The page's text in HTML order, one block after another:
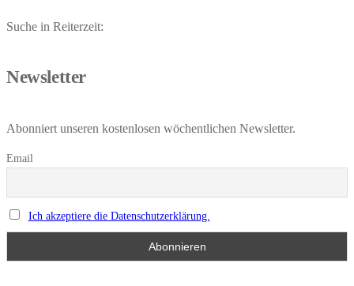
Suche in Reiterzeit:
Newsletter
Abonniert unseren kostenlosen wöchentlichen Newsletter.
Email
Ich akzeptiere die Datenschutzerklärung.